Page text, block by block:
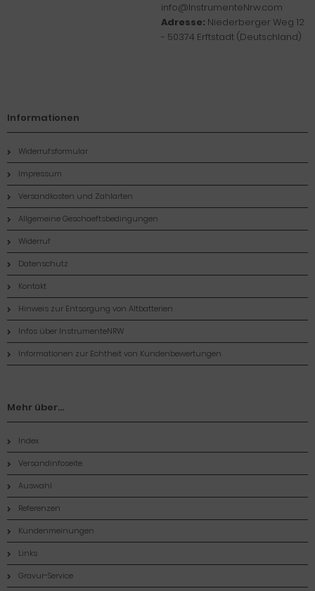
info@InstrumenteNrw.com
Adresse: Niederberger Weg 12
- 50374 Erftstadt (Deutschland)
Informationen
Widerrufsformular
Impressum
Versandkosten und Zahlarten
Allgemeine Geschaeftsbedingungen
Widerruf
Datenschutz
Kontakt
Hinweis zur Entsorgung von Altbatterien
Infos über InstrumenteNRW
Informationen zur Echtheit von Kundenbewertungen
Mehr über...
Index
Versandinfoseite
Auswahl
Referenzen
Kundenmeinungen
Links
Gravur-Service